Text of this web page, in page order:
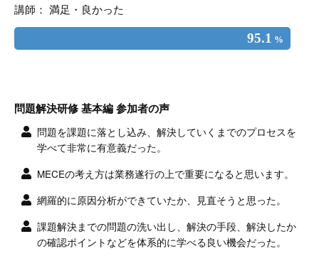
講師： 満足・良かった
95.1 %
問題解決研修 基本編 参加者の声
問題を課題に落とし込み、解決していくまでのプロセスを
学べて非常に有意義だった。
MECEの考え方は業務遂行の上で重要になると思います。
網羅的に原因分析ができていたか、見直そうと思った。
課題解決までの問題の洗い出し、解決の手段、解決したか
の確認ポイントなどを体系的に学べる良い機会だった。